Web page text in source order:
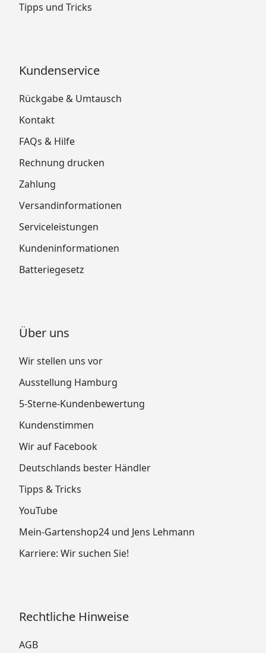
Tipps und Tricks
Kundenservice
Rückgabe & Umtausch
Kontakt
FAQs & Hilfe
Rechnung drucken
Zahlung
Versandinformationen
Serviceleistungen
Kundeninformationen
Batteriegesetz
Über uns
Wir stellen uns vor
Ausstellung Hamburg
5-Sterne-Kundenbewertung
Kundenstimmen
Wir auf Facebook
Deutschlands bester Händler
Tipps & Tricks
YouTube
Mein-Gartenshop24 und Jens Lehmann
Karriere: Wir suchen Sie!
Rechtliche Hinweise
AGB